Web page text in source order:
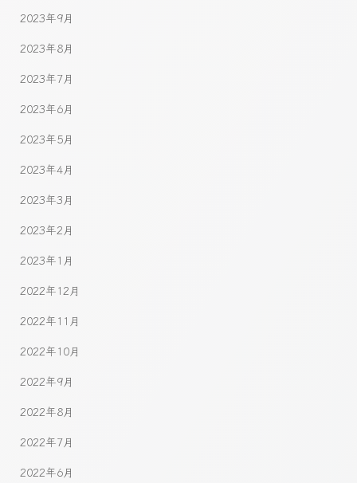
2023年9月
2023年8月
2023年7月
2023年6月
2023年5月
2023年4月
2023年3月
2023年2月
2023年1月
2022年12月
2022年11月
2022年10月
2022年9月
2022年8月
2022年7月
2022年6月